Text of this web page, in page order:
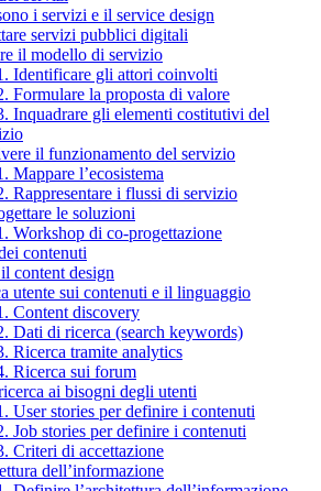
i servizi e il service design
servizi pubblici digitali
il modello di servizio
Identificare gli attori coinvolti
Formulare la proposta di valore
Inquadrare gli elementi costitutivi del
il funzionamento del servizio
Mappare l’ecosistema
Rappresentare i flussi di servizio
le soluzioni
Workshop di co-progettazione
contenuti
content design
utente sui contenuti e il linguaggio
Content discovery
Dati di ricerca (search keywords)
Ricerca tramite analytics
Ricerca sui forum
ai bisogni degli utenti
User stories per definire i contenuti
Job stories per definire i contenuti
Criteri di accettazione
dell’informazione